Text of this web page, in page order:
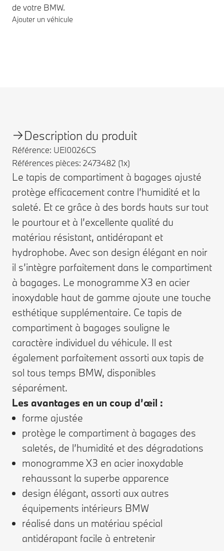
de votre BMW.
Ajouter un véhicule
Description du produit
Référence: UEI0026CS
Références pièces: 2473482 (1x)
Le tapis de compartiment à bagages ajusté
protège efficacement contre l’humidité et la
saleté. Et ce grâce à des bords hauts sur tout
le pourtour et à l’excellente qualité du
matériau résistant, antidérapant et
hydrophobe. Avec son design élégant en noir
il s’intègre parfaitement dans le compartiment
à bagages. Le monogramme X3 en acier
inoxydable haut de gamme ajoute une touche
esthétique supplémentaire. Ce tapis de
compartiment à bagages souligne le
caractère individuel du véhicule. Il est
également parfaitement assorti aux tapis de
sol tous temps BMW, disponibles
séparément.
Les avantages en un coup d’œil :
forme ajustée
protège le compartiment à bagages des
saletés, de l’humidité et des dégradations
monogramme X3 en acier inoxydable
rehaussant la superbe apparence
design élégant, assorti aux autres
équipements intérieurs BMW
réalisé dans un matériau spécial
antidérapant facile à entretenir